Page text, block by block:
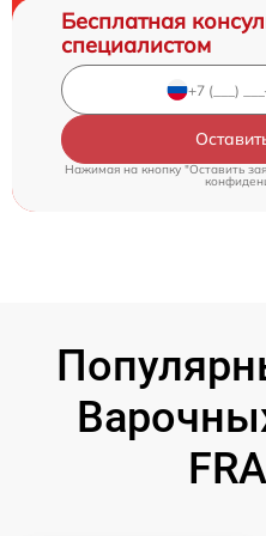
Бесплатная
специалистом
Нажимая на кнопку "Оставить